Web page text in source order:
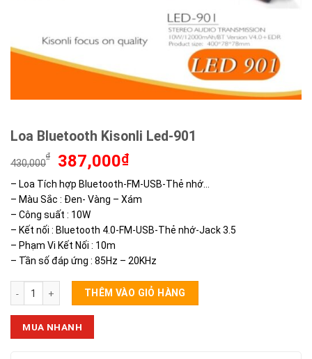
Loa Bluetooth Kisonli Led-901
430,000
₫
Giá
là:
430,000₫.
387,000₫Giá
tại
là:
– Loa Tích hợp Bluetooth-FM-USB-Thẻ nhớ…
– Màu Sắc : Đen- Vàng – Xám
– Công suất : 10W
– Kết nối : Bluetooth 4.0-FM-USB-Thẻ nhớ-Jack 3.5
– Phạm Vi Kết Nối : 10m
– Tần số đáp ứng : 85Hz – 20KHz
Loa Bluetooth Kisonli Led-901 số lượng
THÊM VÀO GIỎ HÀNG
MUA NHANH